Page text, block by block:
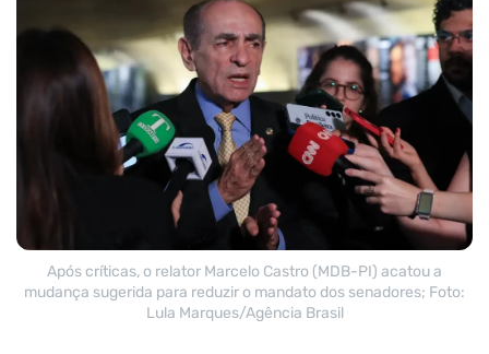
Após críticas, o relator Marcelo Castro (MDB-PI) acatou a
mudança sugerida para reduzir o mandato dos senadores; Foto:
Lula Marques/Agência Brasil